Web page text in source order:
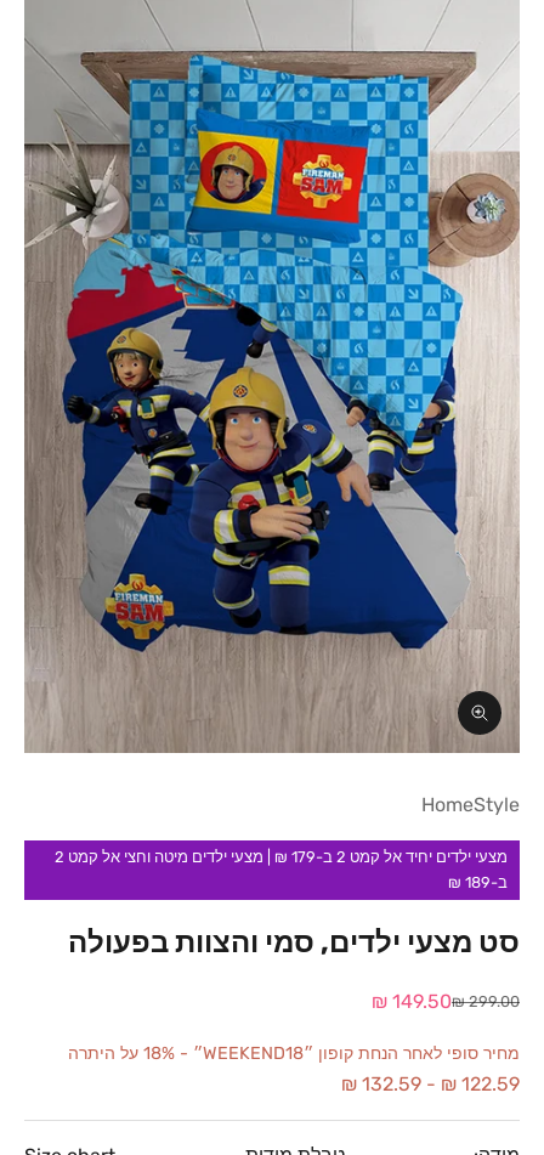
תקריב
HomeStyle
מצעי ילדים יחיד אל קמט 2 ב-179 ₪ | מצעי ילדים מיטה וחצי אל קמט 2
ב-189 ₪
סט מצעי ילדים, סמי והצוות בפעולה
מחיר מבצע
149.50 ₪ מחיר רגיל
299.00 ₪
מחיר סופי לאחר הנחת קופון ״WEEKEND18״ - 18% על היתרה
122.59 ₪
-
132.59 ₪